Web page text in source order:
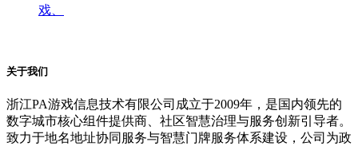
戏、
关于我们
浙江PA游戏信息技术有限公司成立于2009年，是国内领先的
数字城市核心组件提供商、社区智慧治理与服务创新引导者。
致力于地名地址协同服务与智慧门牌服务体系建设，公司为政